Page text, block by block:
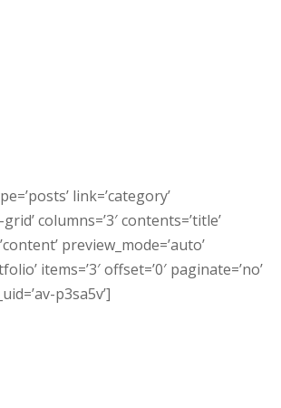
link=’category’
columns=’3′ contents=’title’
preview_mode=’auto’
items=’3′ offset=’0′ paginate=’no’
p3sa5v’]